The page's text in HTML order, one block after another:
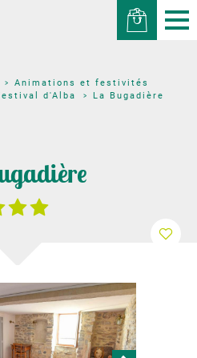
Animations et festivités
d'Alba
La Bugadière